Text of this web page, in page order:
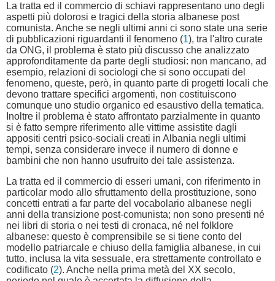
La tratta ed il commercio di schiavi rappresentano uno degli
aspetti più dolorosi e tragici della storia albanese post
comunista. Anche se negli ultimi anni ci sono state una serie
di pubblicazioni riguardanti il fenomeno (1), tra l'altro curate
da ONG, il problema è stato più discusso che analizzato
approfonditamente da parte degli studiosi: non mancano, ad
esempio, relazioni di sociologi che si sono occupati del
fenomeno, queste, però, in quanto parte di progetti locali che
devono trattare specifici argomenti, non costituiscono
comunque uno studio organico ed esaustivo della tematica.
Inoltre il problema è stato affrontato parzialmente in quanto
si è fatto sempre riferimento alle vittime assistite dagli
appositi centri psico-sociali creati in Albania negli ultimi
tempi, senza considerare invece il numero di donne e
bambini che non hanno usufruito dei tale assistenza.
La tratta ed il commercio di esseri umani, con riferimento in
particolar modo allo sfruttamento della prostituzione, sono
concetti entrati a far parte del vocabolario albanese negli
anni della transizione post-comunista; non sono presenti né
nei libri di storia o nei testi di cronaca, né nel folklore
albanese: questo è comprensibile se si tiene conto del
modello patriarcale e chiuso della famiglia albanese, in cui
tutto, inclusa la vita sessuale, era strettamente controllato e
codificato (2). Anche nella prima metà del XX secolo,